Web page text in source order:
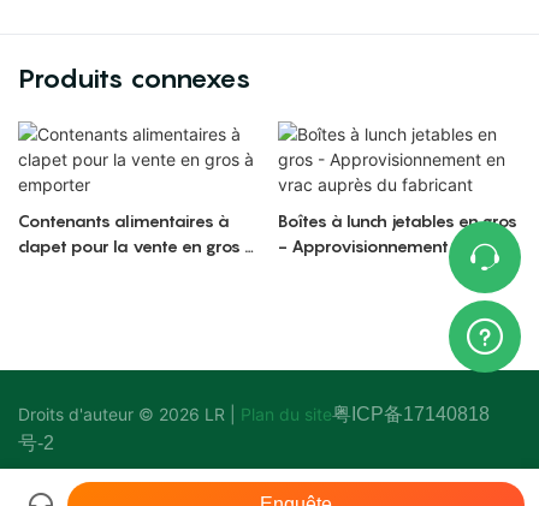
Produits connexes
Contenants alimentaires à
clapet pour la vente en gros à
Boîtes à lunch jetables en gros
- Approvisionnement en vrac
Droits d'auteur © 2026 LR | Plan du site粤ICP备17140818
号-2